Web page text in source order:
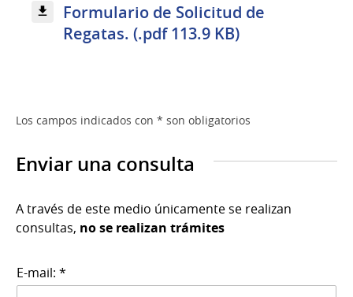
Formulario de Solicitud de
Regatas. (.pdf 113.9 KB)
Los campos indicados con * son obligatorios
Enviar una consulta
A través de este medio únicamente se realizan
consultas, no se realizan trámites
E-mail: *